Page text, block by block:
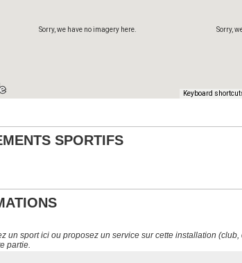
Sorry,
Sorry, we have no imagery here.
Keyboard
SPORTIFS
un sport ici ou proposez un service sur cette installation
partie.